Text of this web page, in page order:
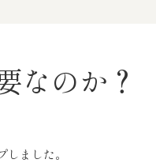
なのか？
ました。